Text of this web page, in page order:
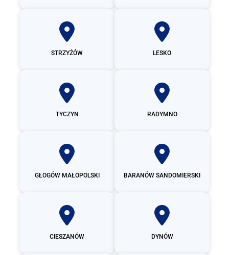
STRZYŻÓW LESKO
TYCZYN RADYMNO
GŁOGÓW MAŁOPOLSKI BARANÓW SANDOMIERSKI
CIESZANÓW DYNÓW